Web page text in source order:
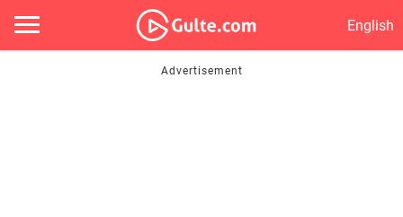
English